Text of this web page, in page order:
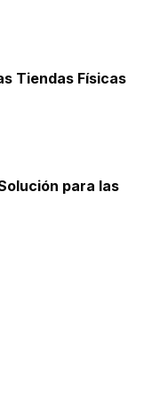
Tiendas Físicas
para las